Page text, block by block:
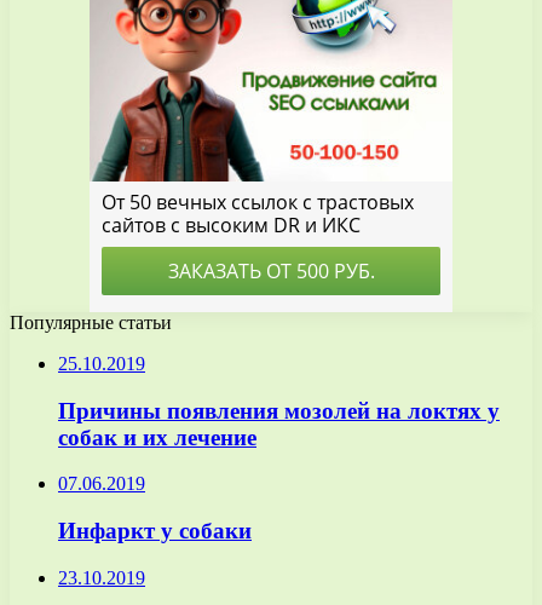
Популярные статьи
25.10.2019
Причины появления мозолей на локтях у
собак и их лечение
07.06.2019
Инфаркт у собаки
23.10.2019